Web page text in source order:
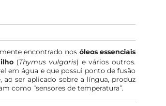
encontrado nos óleos essenciais
(Thymus vulgaris) e vários outros.
em água e que possui ponto de fusão
ao ser aplicado sobre a língua, produz
como “sensores de temperatura”.